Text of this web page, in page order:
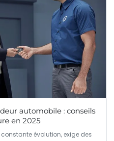
automobile : conseils
en 2025
évolution, exige des